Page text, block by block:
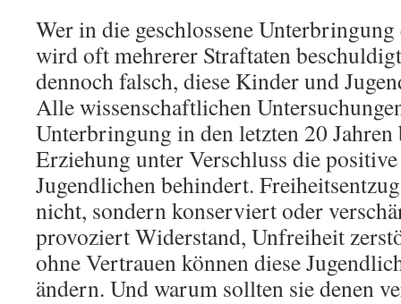
Wer in die geschlossene
wird oft mehrerer Straftaten
dennoch falsch, diese Kinder und
Alle wissenschaftlichen
Unterbringung in den letzten 20 Jahren
Erziehung unter Verschluss die
Jugendlichen behindert.
nicht, sondern konserviert oder
provoziert Widerstand, Unfreiheit
ohne Vertrauen können diese
ändern. Und warum sollten sie denen